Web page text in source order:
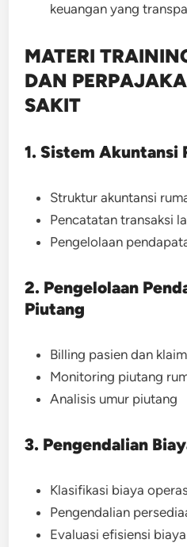
keuangan yang
MATERI
DAN
SAKIT
1. Sistem Akuntansi
Struktur akuntansi
Pencatatan transaksi
Pengelolaan
2. Pengelolaan
Piutang
Billing pasien dan
Monitoring piutang
Analisis umur piutang
3. Pengendalian
Klasifikasi biaya
Pengendalian
Evaluasi efisiensi biaya